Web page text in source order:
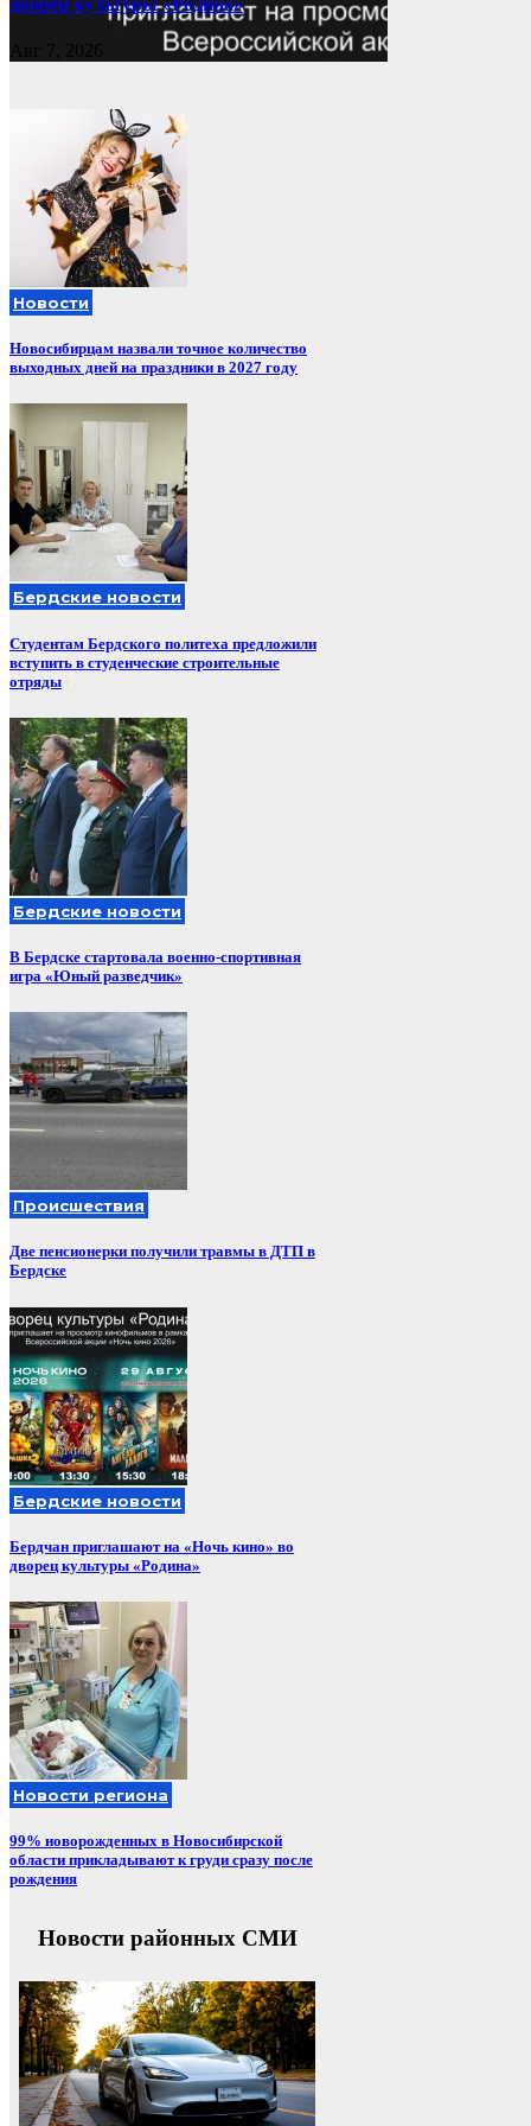
Авг 7, 2026
Новости
Новосибирцам назвали точное количество
выходных дней на праздники в 2027 году
Бердские новости
Студентам Бердского политеха предложили
вступить в студенческие строительные
отряды
Бердские новости
В Бердске стартовала военно-спортивная
игра «Юный разведчик»
Происшествия
Две пенсионерки получили травмы в ДТП в
Бердске
Бердские новости
Бердчан приглашают на «Ночь кино» во
дворец культуры «Родина»
Новости региона
99% новорожденных в Новосибирской
области прикладывают к груди сразу после
рождения